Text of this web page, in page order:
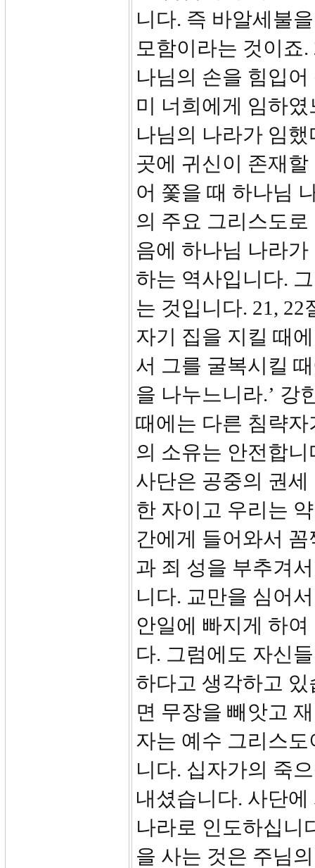
니다. 즉 바알세불
모함이라는 것이죠
나님의 손을 힘입
미 너희에게 임하
나님의 나라가 임
곳에 귀신이 존재
어 쫓을 때 하나님
의 주요 그리스도
음에 하나님 나라
하는 역사입니다.
는 것입니다. 21,
자기 집을 지킬 때
서 그를 굴복시킬
을 나누느니라.’ 강
때에는 다른 침략
의 소유는 안전합
사단은 공중의 권
한 자이고 우리는
간에게 들어와서
과 죄 성을 부추겨
니다. 교만을 심어
안일에 빠지게 하
다. 그럼에도 자신
하다고 생각하고
면 무장을 빼앗고
자는 예수 그리스
니다. 십자가의 죽
내셨습니다. 사단
나라로 인도하십니
을 사는 것은 주님